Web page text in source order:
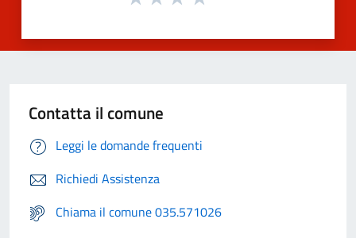
Contatta il comune
Leggi le domande frequenti
Richiedi Assistenza
Chiama il comune 035.571026